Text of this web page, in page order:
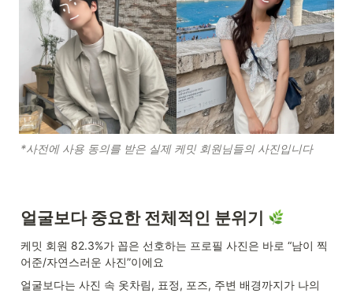
*사전에 사용 동의를 받은 실제 케밋 회원님들의 사진입니다
얼굴보다 중요한 전체적인 분위기
케밋 회원 82.3%가 꼽은 선호하는 프로필 사진은 바로 “남이 찍
어준/자연스러운 사진”이에요
얼굴보다는 사진 속 옷차림, 표정, 포즈, 주변 배경까지가 나의